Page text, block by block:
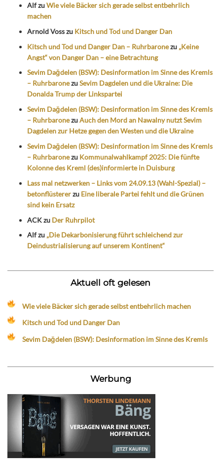
AlfzuWie viele Bäcker sich gerade selbst entbehrlich
machen
Arnold Vosszu Kitsch und Tod und Danger Dan
Kitsch und Tod und Danger Dan – Ruhrbaronezu „Keine
Angst“ von Danger Dan – eine Betrachtung
Sevim Dağdelen (BSW): Desinformation im Sinne des Kremls
– RuhrbaronezuSevim Dagdelen und die Ukraine: Die
Donalda Trump der Linkspartei
Sevim Dağdelen (BSW): Desinformation im Sinne des Kremls
– RuhrbaronezuAuch den Mord an Nawalny nutzt Sevim
Dagdelen zur Hetze gegen den Westen und die Ukraine
Sevim Dağdelen (BSW): Desinformation im Sinne des Kremls
– Ruhrbaronezu Kommunalwahlkampf 2025: Die fünfte
Kolonne des Kreml (des)informierte in Duisburg
Lass mal netzwerken – Links vom 24.09.13 (Wahl-Spezial) –
betonflüstererzu Eine liberale Partei fehlt und die Grünen
sind kein Ersatz
ACKzu Der Ruhrpilot
Alfzu „Die Dekarbonisierung führt schleichend zur
Deindustrialisierung auf unserem Kontinent“
Aktuell oft gelesen
Wie viele Bäcker sich gerade selbst entbehrlich machen
Kitsch und Tod und Danger Dan
Sevim Dağdelen (BSW): Desinformation im Sinne des Kremls
Werbung